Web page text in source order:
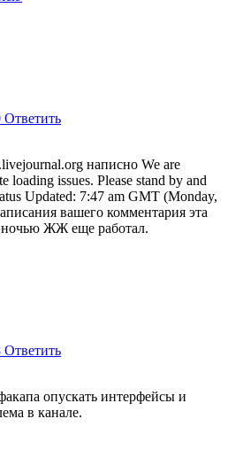
Ответить
написно We are
loading issues. Please stand by and
Updated: 7:47 am GMT (Monday,
вашего комментария эта
ночью ЖЖ еще работал.
Ответить
опускать интерфейсы и
в канале.